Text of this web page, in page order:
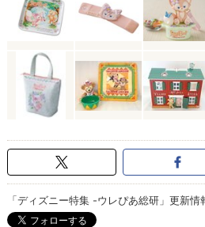
「ディズニー特集 -ウレぴあ総研」更新情